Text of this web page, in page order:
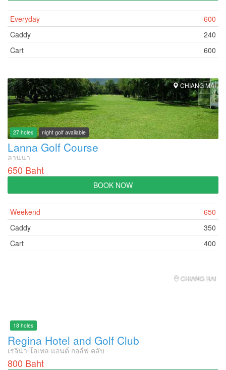
Everyday
600
Caddy
240
Cart
600
CHIANG MAI
27 holes night golf available
Lanna Golf Course
ลานนา
650 Baht
BOOK NOW
Weekend
650
Caddy
350
Cart
400
CHIANG RAI
18 holes
Regina Hotel and Golf Club
เรจิน่า โอเทล แอนด์ กอล์ฟ คลับ
800 Baht